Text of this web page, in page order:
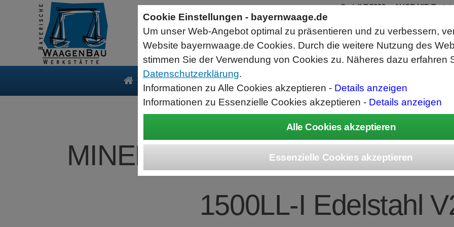
MINEBEA INTEC Combics
1500LL-I Edelstahl
Produkte Service
Sartorius Feuchtebestimmer MA35
jetzt zum Aktionspreis
Der MA35 ist das Einsteigermodell zur schnellen und
zuverlässigen Bestimmung der Materialfeuchte flüssiger, pastöser
und fester Substanzen mit dem Verfahren der Thermogravimetrie.
Wägebereich: 35 g, Ablesbarkeit: 1 mg
Seriell RS232 auf USB HID
RS232 Daten in Computer
Funktioniert wie eine USB Tastatur,
Verwendet Standard USB Tastatur
Datenbearbeitung vor Ausgabe
Cookie Einstellungen - bayernwaage.de
Um unser Web-Angebot optimal zu präsentieren und zu verbessern,
Website bayernwaage.de Cookies. Durch die weitere Nutzung des
stimmen Sie der Verwendung von Cookies zu. Näheres dazu erfahren
Datenschutzerklärung.
Informationen zu Alle Cookies akzeptieren - Details anzeigen
Informationen zu Essenzielle Cookies akzeptieren - Details anzeigen